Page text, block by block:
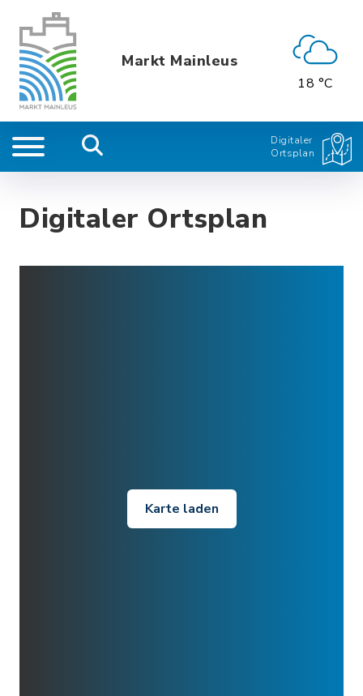
Markt Mainleus
18 °C
Digitaler
Ortsplan
Digitaler Ortsplan
Karte laden